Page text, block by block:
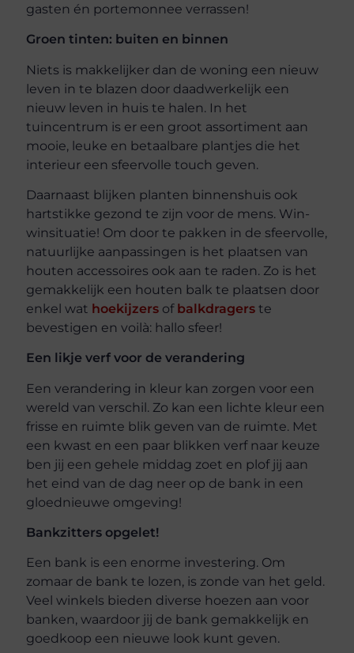
gasten én portemonnee verrassen!
Groen tinten: buiten en binnen
Niets is makkelijker dan de woning een nieuw
leven in te blazen door daadwerkelijk een
nieuw leven in huis te halen. In het
tuincentrum is er een groot assortiment aan
mooie, leuke en betaalbare plantjes die het
interieur een sfeervolle touch geven.
Daarnaast blijken planten binnenshuis ook
hartstikke gezond te zijn voor de mens. Win-
winsituatie! Om door te pakken in de sfeervolle,
natuurlijke aanpassingen is het plaatsen van
houten accessoires ook aan te raden. Zo is het
gemakkelijk een houten balk te plaatsen door
enkel wat hoekijzers of balkdragers te
bevestigen en voilà: hallo sfeer!
Een likje verf voor de verandering
Een verandering in kleur kan zorgen voor een
wereld van verschil. Zo kan een lichte kleur een
frisse en ruimte blik geven van de ruimte. Met
een kwast en een paar blikken verf naar keuze
ben jij een gehele middag zoet en plof jij aan
het eind van de dag neer op de bank in een
gloednieuwe omgeving!
Bankzitters opgelet!
Een bank is een enorme investering. Om
zomaar de bank te lozen, is zonde van het geld.
Veel winkels bieden diverse hoezen aan voor
banken, waardoor jij de bank gemakkelijk en
goedkoop een nieuwe look kunt geven.